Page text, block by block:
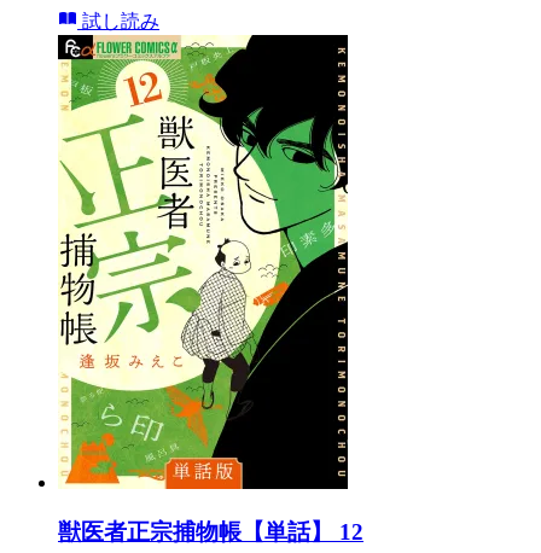
試し読み
獣医者正宗捕物帳【単話】 12